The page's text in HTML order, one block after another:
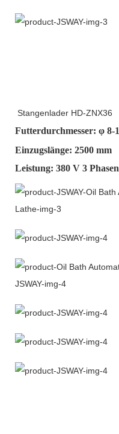
Stangenlader HD-ZNX36
Futterdurchmesser: φ 8-
Einzugslänge: 2500 mm
Leistung: 380 V 3